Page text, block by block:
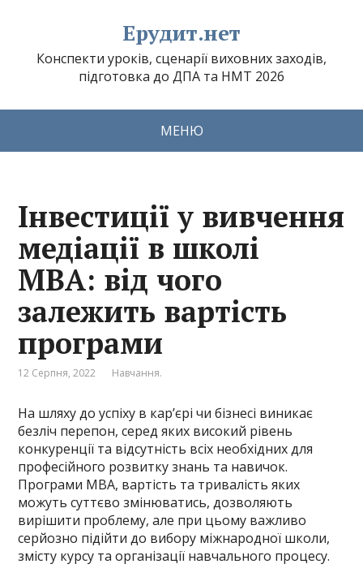
Ерудит.нет
Конспекти уроків, сценарії виховних заходів,
підготовка до ДПА та НМТ 2026
МЕНЮ
Інвестиції у вивчення
медіації в школі
МВА: від чого
залежить вартість
програми
12 Серпня, 2022 Навчання.
На шляху до успіху в кар’єрі чи бізнесі виникає
безліч перепон, серед яких високий рівень
конкуренції та відсутність всіх необхідних для
професійного розвитку знань та навичок.
Програми МВА, вартість та тривалість яких
можуть суттєво змінюватись, дозволяють
вирішити проблему, але при цьому важливо
серйозно підійти до вибору міжнародної школи,
змісту курсу та організації навчального процесу.